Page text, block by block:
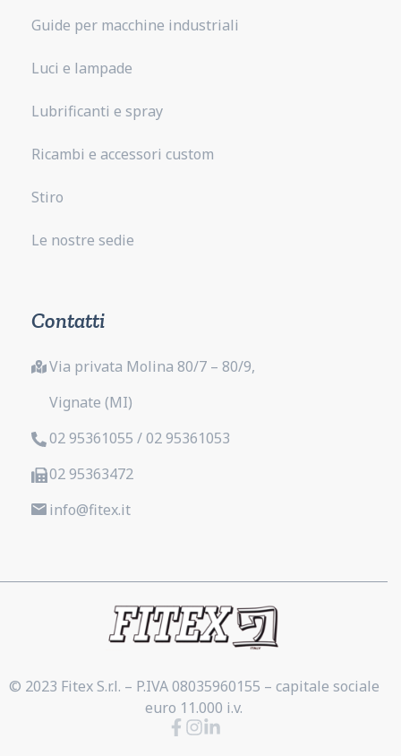
Guide per macchine industriali
Luci e lampade
Lubrificanti e spray
Ricambi e accessori custom
Stiro
Le nostre sedie
Contatti
Via privata Molina 80/7 – 80/9,
Vignate (MI)
02 95361055 / 02 95361053
02 95363472
info@fitex.it
© 2023 Fitex S.r.l. – P.IVA 08035960155 – capitale sociale
euro 11.000 i.v.